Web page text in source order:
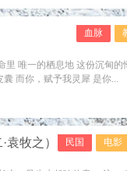
血脉
唯一的栖息地 这份沉甸
而你，赋予我灵犀 是你...
民国 电影
牧之）